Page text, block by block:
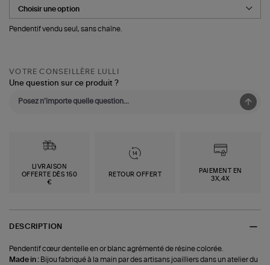
Pendentif vendu seul, sans chaîne.
VOTRE CONSEILLÈRE LULLI
Une question sur ce produit ?
LIVRAISON
OFFERTE DÈS 150
€
RETOUR OFFERT
PAIEMENT EN
3X,4X
DESCRIPTION
Pendentif cœur dentelle en or blanc agrémenté de résine colorée.
Made in : Bijou fabriqué à la main par des artisans joailliers dans un atelier du